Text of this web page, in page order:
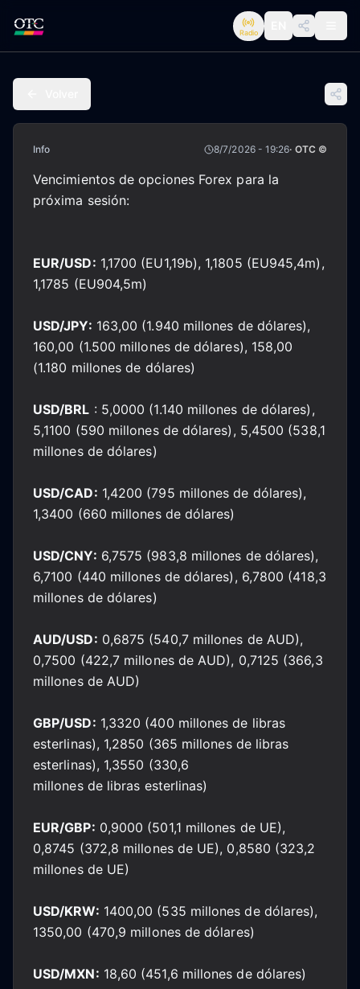
Radio
Info 8/7/2026 - 19:26· OTC ©
Vencimientos de opciones Forex para la
próxima sesión:
EUR/USD: 1,1700 (EU1,19b), 1,1805 (EU945,4m),
1,1785 (EU904,5m)
USD/JPY: 163,00 (1.940 millones de dólares),
160,00 (1.500 millones de dólares), 158,00
(1.180 millones de dólares)
USD/BRL : 5,0000 (1.140 millones de dólares),
5,1100 (590 millones de dólares), 5,4500 (538,1
millones de dólares)
USD/CAD: 1,4200 (795 millones de dólares),
1,3400 (660 millones de dólares)
USD/CNY: 6,7575 (983,8 millones de dólares),
6,7100 (440 millones de dólares), 6,7800 (418,3
millones de dólares)
AUD/USD: 0,6875 (540,7 millones de AUD),
0,7500 (422,7 millones de AUD), 0,7125 (366,3
millones de AUD)
GBP/USD: 1,3320 (400 millones de libras
esterlinas), 1,2850 (365 millones de libras
esterlinas), 1,3550 (330,6
millones de libras esterlinas)
EUR/GBP: 0,9000 (501,1 millones de UE),
0,8745 (372,8 millones de UE), 0,8580 (323,2
millones de UE)
USD/KRW: 1400,00 (535 millones de dólares),
1350,00 (470,9 millones de dólares)
USD/MXN: 18,60 (451,6 millones de dólares)